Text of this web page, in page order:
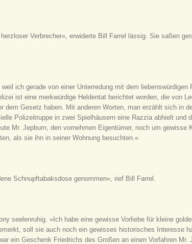
Verbrecher«, erwiderte Bill Farrel lässig. Sie saßen
ich gerade von einer Unterredung mit dem liebenswürdigen
ist eine merkwürdige Heldentat berichtet worden, die von
dem Gesetz haben. Mit anderen Worten, man erzählt sich in
Polizeitruppe in zwei Spielhäusern eine Razzia abhielt und
Mr. Jepburn, den vornehmen Eigentümer, noch um gewisse
als sie ihn in seiner Wohnung besuchten.«
Schnupftabaksdose genommen«, rief Bill Farrel.
seelenruhig. »Ich habe eine gewisse Vorliebe für kleine
soll sie auch noch ein gewisses historisches Interesse
ein Geschenk Friedrichs des Großen an einen Vorfahren Mr.